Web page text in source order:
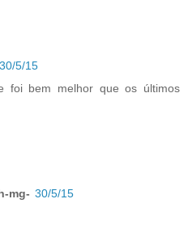
30/5/15
foi bem melhor que os últimos
mg- 30/5/15